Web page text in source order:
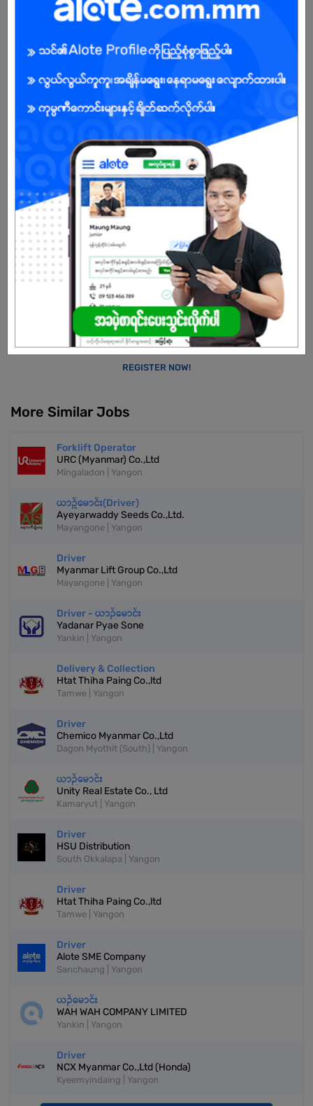
Open To : Male
About Our Company
Since opening Myanmar’s first dry ports in 2018, RGL has been
driven by one purpose: to move progress responsibly. With
facilities in Yangon and Mandalay, we serve as vital logistics hub
for both domestic and international trade as Myanmar's very first
one-stop integrated logistics service provider
We offer one-stop, end-to-end logistics services designed to
streamline supply chains and deliver long-term value. Through
smart, customized logistics solutions, we help businesses
maximize efficiency and adapt to complexity in a rapidly evolving
landscape.
Already Expired
Don't have an account?
REGISTER NOW!
More Similar Jobs
Forklift Operator
URC (Myanmar) Co.,Ltd
Mingaladon | Yangon
ယာဥ်မောင်း(Driver)
Ayeyarwaddy Seeds Co.,Ltd.
Mayangone | Yangon
Driver
Myanmar Lift Group Co.,Ltd
Mayangone | Yangon
Driver - ယာဉ်မောင်း
Yadanar Pyae Sone
Yankin | Yangon
Delivery & Collection
Htat Thiha Paing Co.,ltd
Tamwe | Yangon
Driver
Chemico Myanmar Co.,Ltd
Dagon Myothit (South) | Yangon
ယာဉ်မောင်း
Unity Real Estate Co., Ltd
Kamaryut | Yangon
Driver
HSU Distribution
South Okkalapa | Yangon
Driver
Htat Thiha Paing Co.,ltd
Tamwe | Yangon
Driver
Alote SME Company
Sanchaung | Yangon
ယဉ်မောင်း
WAH WAH COMPANY LIMITED
Yankin | Yangon
Driver
NCX Myanmar Co.,Ltd (Honda)
Kyeemyindaing | Yangon